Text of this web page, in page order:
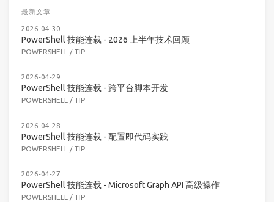
最新文章
2026-04-30
PowerShell 技能连载 - 2026 上半年技术回顾
POWERSHELL / TIP
2026-04-29
PowerShell 技能连载 - 跨平台脚本开发
POWERSHELL / TIP
2026-04-28
PowerShell 技能连载 - 配置即代码实践
POWERSHELL / TIP
2026-04-27
PowerShell 技能连载 - Microsoft Graph API 高级操作
POWERSHELL / TIP